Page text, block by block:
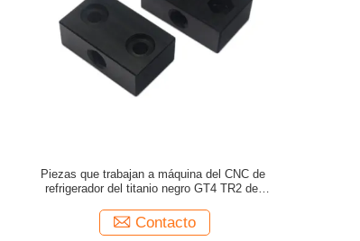
Piezas que trabajan a máquina del CNC de
refrigerador del titanio negro GT4 TR2 del
Contacto